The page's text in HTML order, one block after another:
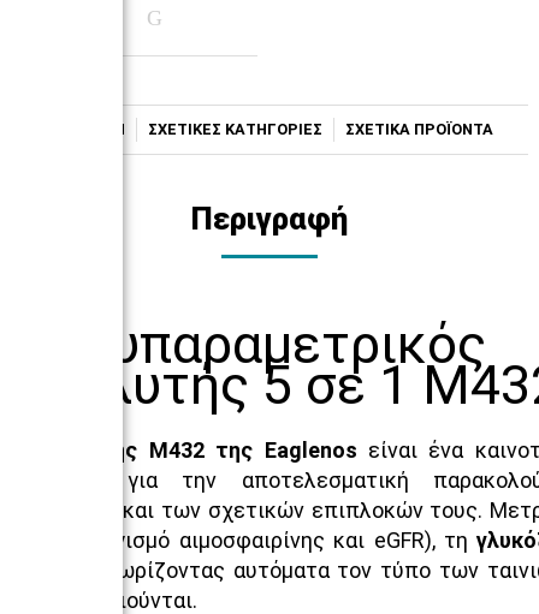
ΠΕΡΙΓΡΑΦΗ ΣΧΕΤΙΚΕΣ ΚΑΤΗΓΟΡΙΕΣ ΣΧΕΤΙΚΑ ΠΡΟΪΟΝΤΑ
Περιγραφή
Πολυπαραμετρικός
Αναλυτής 5 σε 1
μετρητής M432 της Eaglenos είναι ένα
εργαλείο για την αποτελεσματική
παθήσεων και των σχετικών επιπλοκών τους.
(με υπολογισμό αιμοσφαιρίνης και eGFR), τη
, αναγνωρίζοντας αυτόματα τον τύπο των
χρησιμοποιούνται.